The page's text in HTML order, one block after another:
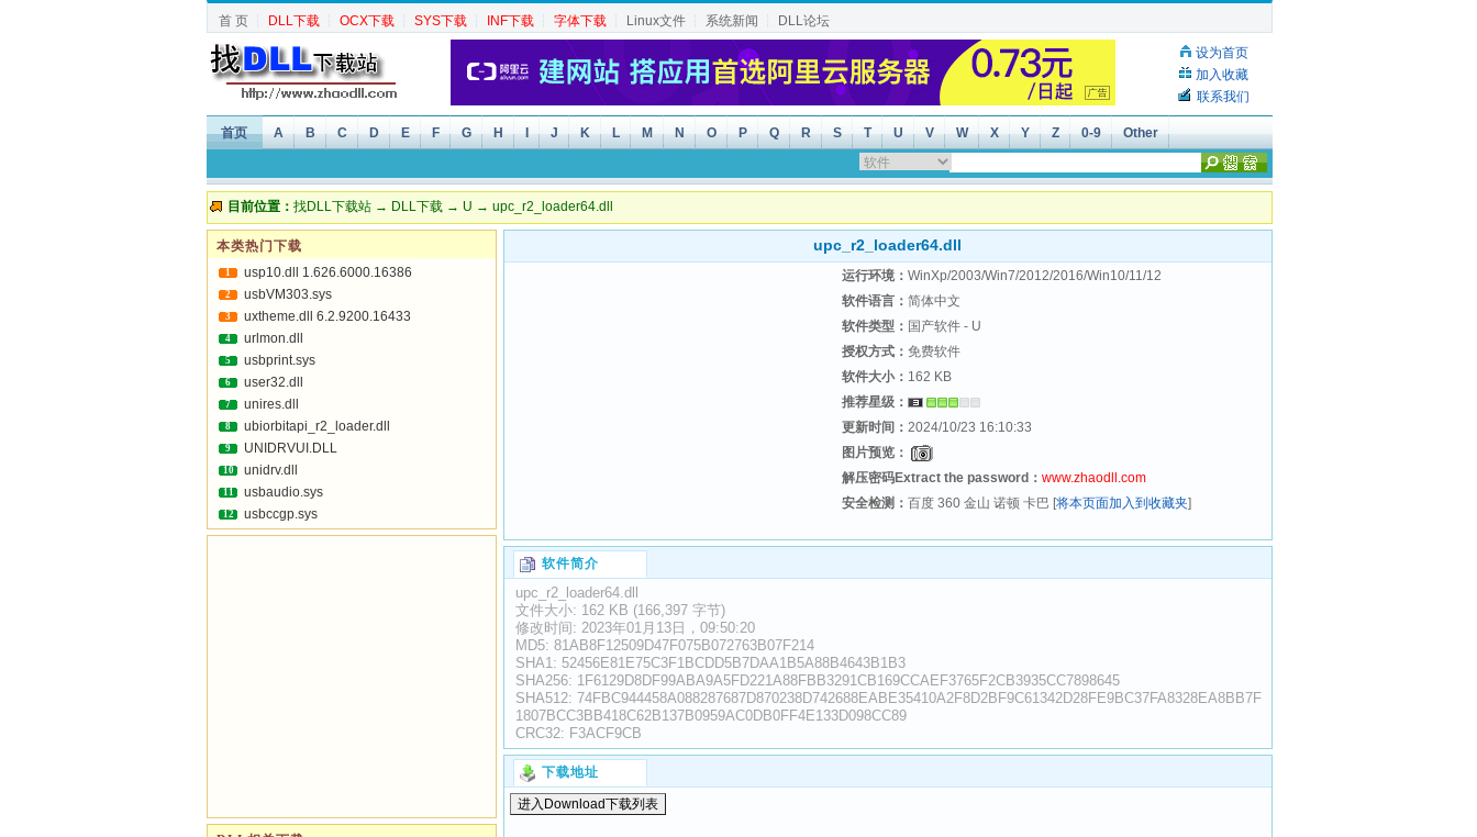
设为首页
加入收藏
联系我们
首 页┆ DLL下载┆ OCX下载┆ SYS下载┆ INF下载┆ 字体下载┆ Linux文件┆ 系统新闻 ┆ DLL论坛
首页 A B C D E F G H I J K L M N O P Q R S T U V W X Y Z 0-9 Other
目前位置： 找DLL下载站→ DLL下载→ U → upc_r2_loader64.dll
upc_r2_loader64.dll
运行环境： WinXp/2003/Win7/2012/2016/Win10/11/12
软件语言： 简体中文
软件类型： 国产软件 - U
授权方式： 免费软件
软件大小： 162 KB
推荐星级：
更新时间： 2024/10/23 16:10:33
图片预览：
解压密码Extract the password： www.zhaodll.com
安全检测： 百度 360 金山 诺顿 卡巴 [将本页面加入到收藏夹]
软件简介
upc_r2_loader64.dll
文件大小: 162 KB (166,397 字节)
修改时间: 2023年01月13日，09:50:20
MD5: 81AB8F12509D47F075B072763B07F214
SHA1: 52456E81E75C3F1BCDD5B7DAA1B5A88B4643B1B3
SHA256: 1F6129D8DF99ABA9A5FD221A88FBB3291CB169CCAEF3765F2CB3935CC7898645
SHA512: 74FBC944458A088287687D870238D742688EABE35410A2F8D2BF9C61342D28FE9BC37FA8328EA8BB7F
1807BCC3BB418C62B137B0959AC0DB0FF4E133D098CC89
CRC32: F3ACF9CB
下载地址
本类热门下载
1 usp10.dll 1.626.6000.16386
2 usbVM303.sys
3 uxtheme.dll 6.2.9200.16433
4 urlmon.dll
5 usbprint.sys
6 user32.dll
7 unires.dll
8 ubiorbitapi_r2_loader.dll
9 UNIDRVUI.DLL
10 unidrv.dll
11 usbaudio.sys
12 usbccgp.sys